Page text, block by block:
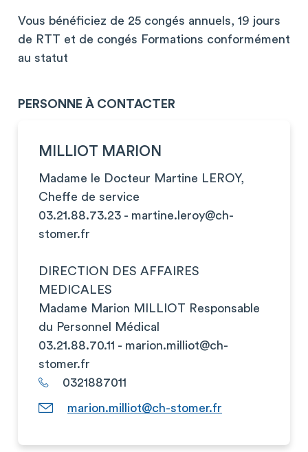
Vous bénéficiez de 25 congés annuels, 19 jours
de RTT et de congés Formations conformément
au statut
PERSONNE À CONTACTER
MILLIOT MARION
Madame le Docteur Martine LEROY,
Cheffe de service
03.21.88.73.23 - martine.leroy@ch-
stomer.fr
DIRECTION DES AFFAIRES
MEDICALES
Madame Marion MILLIOT Responsable
du Personnel Médical
03.21.88.70.11 - marion.milliot@ch-
stomer.fr
0321887011
marion.milliot@ch-stomer.fr